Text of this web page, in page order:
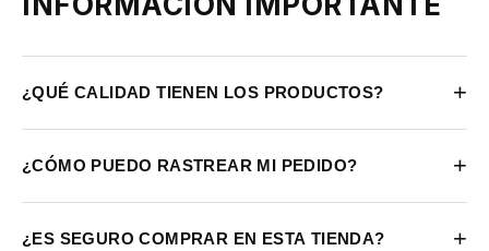
¿QUÉ CALIDAD TIENEN LOS PRODUCTOS? +
¿CÓMO PUEDO RASTREAR MI PEDIDO? +
¿ES SEGURO COMPRAR EN ESTA TIENDA? +